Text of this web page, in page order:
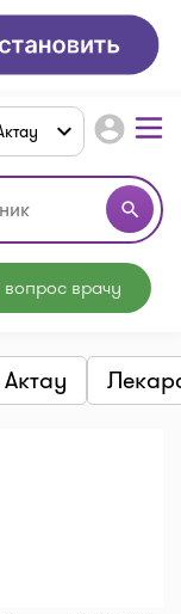
search
account_circle
врачу